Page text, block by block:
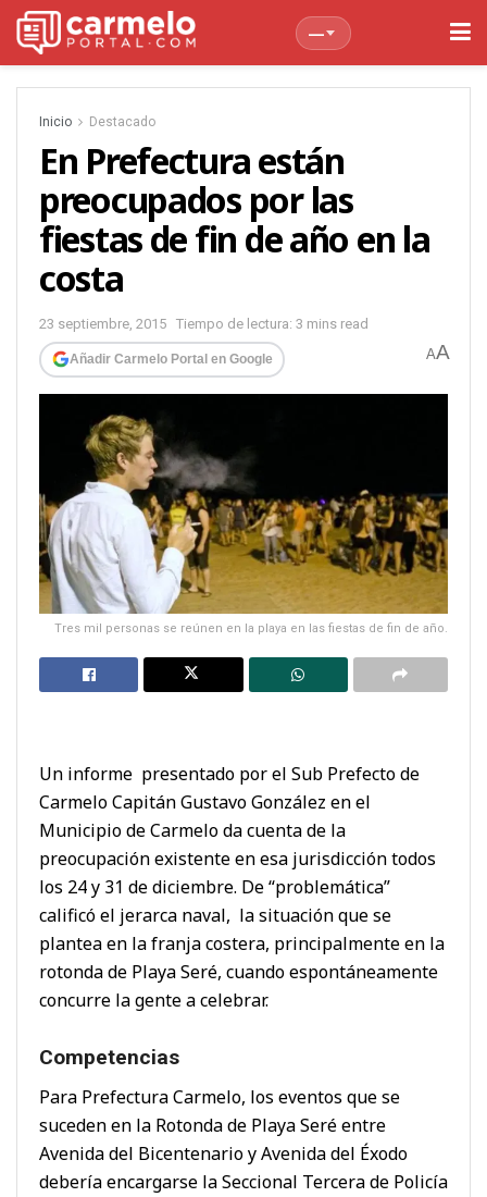
—
Inicio Destacado
En Prefectura están
preocupados por las
fiestas de fin de año en la
costa
23 septiembre, 2015 Tiempo de lectura: 3 mins read
Añadir Carmelo Portal en Google AA
Tres mil personas se reúnen en la playa en las fiestas de fin de año.
Un informe presentado por el Sub Prefecto de
Carmelo Capitán Gustavo González en el
Municipio de Carmelo da cuenta de la
preocupación existente en esa jurisdicción todos
los 24 y 31 de diciembre. De “problemática”
calificó el jerarca naval, la situación que se
plantea en la franja costera, principalmente en la
rotonda de Playa Seré, cuando espontáneamente
concurre la gente a celebrar.
Competencias
Para Prefectura Carmelo, los eventos que se
suceden en la Rotonda de Playa Seré entre
Avenida del Bicentenario y Avenida del Éxodo
debería encargarse la Seccional Tercera de Policía